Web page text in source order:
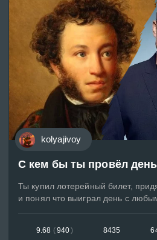
kolyajivoy
С кем бы ты провёл
Ты купил лотерейный билет,
и понял что выиграл день с
9.68 (940) 8435